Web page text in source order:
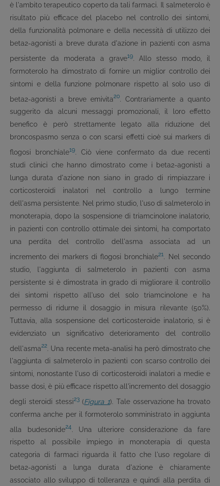
è l'ambito terapeutico coperto da tali farmaci. Il salmeterolo è
risultato più efficace del placebo nel controllo dei sintomi,
della funzionalità polmonare e della necessità di utilizzo dei
beta2-agonisti a breve durata d'azione in pazienti con asma
persistente da moderata a grave19. Allo stesso modo, il
formoterolo ha dimostrato di fornire un miglior controllo dei
sintomi e della funzione polmonare rispetto al solo uso di
beta2-agonisti a breve emivita20 . Contrariamente a quanto
suggerito da alcuni messaggi promozionali, il loro effetto
benefico è però strettamente legato alla riduzione del
broncospasmo senza o con scarsi effetti cioè sui markers di
flogosi bronchiale19. Ciò viene confermato da due recenti
studi clinici che hanno dimostrato come i beta2-agonisti a
lunga durata d'azione non siano in grado di rimpiazzare i
corticosteroidi inalatori nel controllo a lungo termine
dell'asma persistente. Nel primo studio, l'uso di salmeterolo in
monoterapia, dopo la sospensione di triamcinolone inalatorio,
in pazienti con controllo ottimale dei sintomi, ha comportato
una perdita del controllo dell'asma associata ad un
incremento dei markers di flogosi bronchiale21. Nel secondo
studio, l'aggiunta di salmeterolo in pazienti con asma
persistente si è dimostrata in grado di migliorare il controllo
dei sintomi rispetto all'uso del solo triamcinolone e ha
permesso di ridurne il dosaggio in misura rilevante (50%).
Tuttavia, alla sospensione del corticosteroide inalatorio, si è
evidenziato un significativo deterioramento del controllo
dell'asma22 . Una recente meta-analisi ha però dimostrato che
l'aggiunta di salmeterolo in pazienti con scarso controllo dei
sintomi, nonostante l'uso di corticosteroidi inalatori a medie e
basse dosi, è più efficace rispetto all'incremento del dosaggio
degli steroidi stessi23(Figura 1). Tale osservazione ha trovato
conferma anche per il formoterolo somministrato in aggiunta
alla budesonide24. Una ulteriore considerazione da fare
rispetto al possibile impiego in monoterapia di questa
categoria di farmaci riguarda il fatto che l'uso regolare di
beta2-agonisti a lunga durata d'azione è chiaramente
associato allo sviluppo di tolleranza e quindi alla perdita di